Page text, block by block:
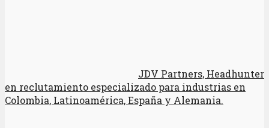
JDV Partners, Headhunter
en reclutamiento especializado para industrias en
Colombia, Latinoamérica, España y Alemania.